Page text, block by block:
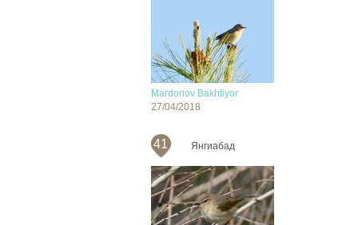
Mardonov Bakhtiyor
27/04/2018
41 Янгиабад